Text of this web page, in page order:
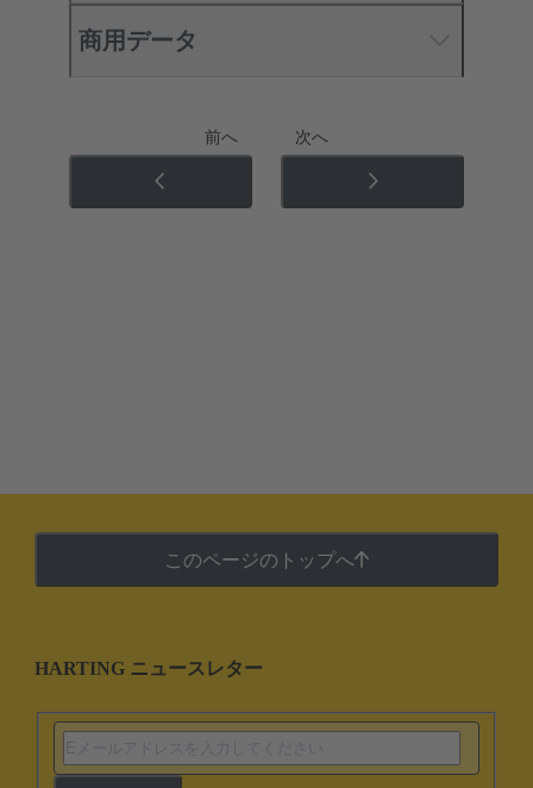
商用データ
前へ 次へ
このページのトップへ
HARTING ニュースレター